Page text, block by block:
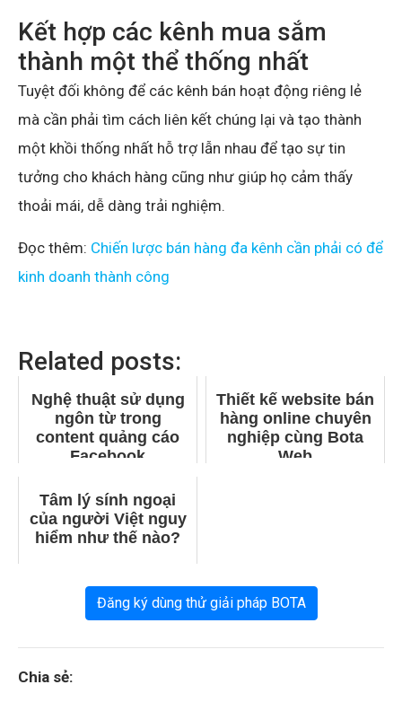
Kết hợp các kênh mua sắm
thành một thể thống nhất
Tuyệt đối không để các kênh bán hoạt động riêng lẻ
mà cần phải tìm cách liên kết chúng lại và tạo thành
một khồi thống nhất hỗ trợ lẫn nhau để tạo sự tin
tưởng cho khách hàng cũng như giúp họ cảm thấy
thoải mái, dễ dàng trải nghiệm.
Đọc thêm: Chiến lược bán hàng đa kênh cần phải có để
kinh doanh thành công
Related posts:
Nghệ thuật sử dụng
ngôn từ trong
content quảng cáo
Facebook
Thiết kế website bán
hàng online chuyên
nghiệp cùng Bota
Web
Tâm lý sính ngoại
của người Việt nguy
hiểm như thế nào?
Đăng ký dùng thử giải pháp BOTA
Chia sẻ: